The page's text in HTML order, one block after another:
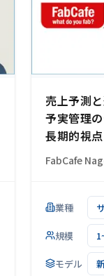
売上予測
予実管理
長期的視
FabCafe
業種
規模
モデル